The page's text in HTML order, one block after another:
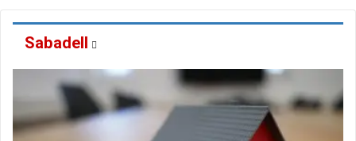
Sabadell